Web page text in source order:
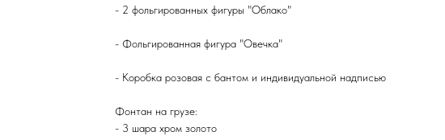
- 2 фольгированных фигуры "Облако"
- Фольгированная фигура "Овечка"
- Коробка розовая с бантом и индивидуальной надписью
Фонтан на грузе:
- 3 шара хром золото